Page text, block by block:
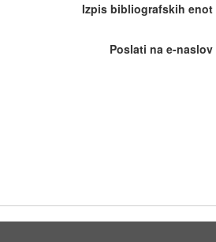
Izpis bibliografskih enot
Poslati na e-naslov